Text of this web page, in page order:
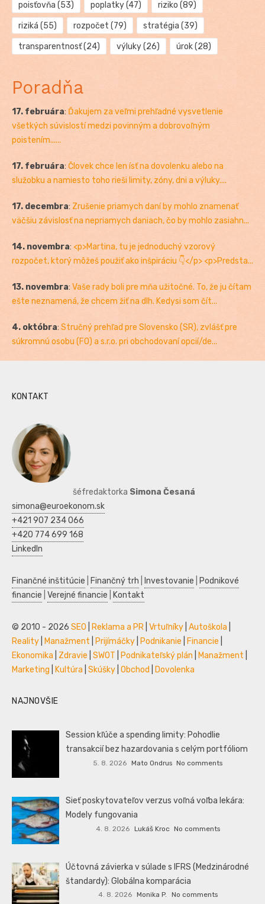
poisťovňa (53) poplatky(47) riziko (89)
riziká (55) rozpočet (79) stratégia (39)
transparentnosť(24) výluky(26) úrok(28)
Poradňa
17. februára: Ďakujem za veľmi prehľadné vysvetlenie
všetkých súvislostí medzi povinným a dobrovoľným
poistením......
17. februára: Človek chce len ísť na dovolenku alebo na
služobku a namiesto toho rieši limity, zóny, dni a výluky....
17. decembra: Zrušenie priamych daní by mohlo znamenať
väčšiu závislosť na nepriamych daniach, čo by mohlo zasiahn...
14. novembra: <p>Martina, tu je jednoduchý vzorový
rozpočet, ktorý môžeš použiť ako inšpiráciu 👇</p> <p>Predsta...
13. novembra: Vaše rady boli pre mňa užitočné. To, že ju čítam
ešte neznamená, že chcem žiť na dlh. Kedysi som čít...
4. októbra: Stručný prehľad pre Slovensko (SR), zvlášť pre
súkromnú osobu (FO) a s.r.o. pri obchodovaní opcií/de...
KONTAKT
šéfredaktorka Simona Česaná
simona@euroekonom.sk
+421 907 234 066
+420 774 699 168
LinkedIn
Finančné inštitúcie Finančný trh Investovanie
Podnikové
financie Verejné financie Kontakt
© 2010 - 2026 SEO Reklama a PR Vrtuľníky Autoškola
Reality
Manažment Prijímáčky Podnikanie Financie
Ekonomika
Zdravie SWOT Podnikateľský plán Manažment
Marketing
Kultúra Skúšky Obchod Dovolenka
NAJNOVŠIE
Session kľúče a spending limity: Pohodlie
transakcií bez hazardovania s celým portfóliom
5. 8. 2026 Mato Ondrus No comments
Sieť poskytovateľov verzus voľná voľba lekára:
Modely fungovania
4. 8. 2026 Lukáš Kroc No comments
Účtovná závierka v súlade s IFRS (Medzinárodné
štandardy): Globálna komparácia
4. 8. 2026 Monika P. No comments